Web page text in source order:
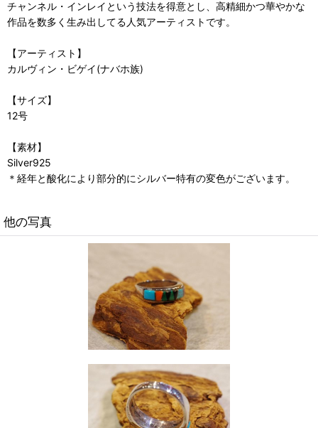
チャンネル・インレイという技法を得意とし、高精細かつ華やかな
作品を数多く生み出してる人気アーティストです。
【アーティスト】
カルヴィン・ビゲイ(ナバホ族)
【サイズ】
12号
【素材】
Silver925
＊経年と酸化により部分的にシルバー特有の変色がございます。
他の写真